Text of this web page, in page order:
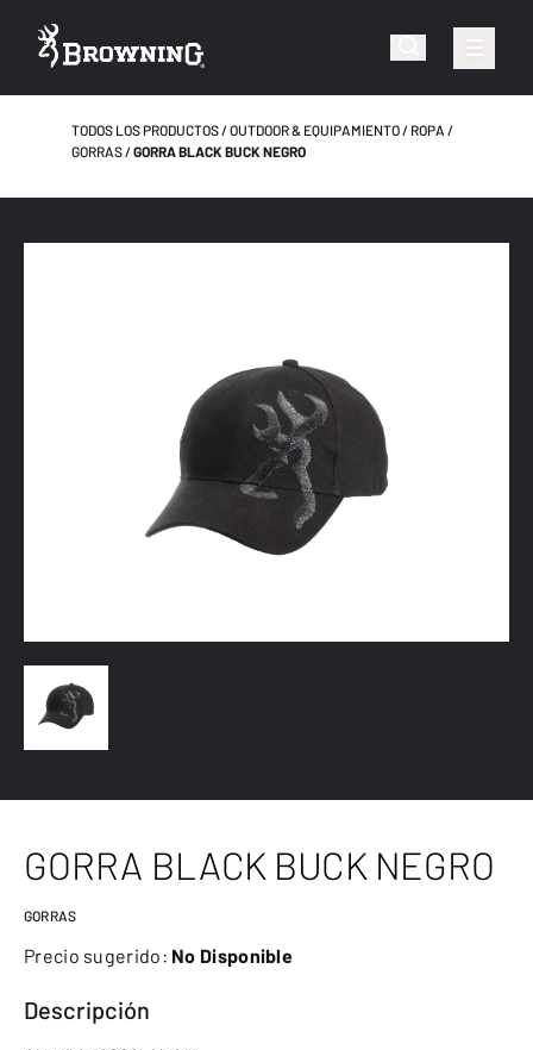
TODOS LOS PRODUCTOS OUTDOOR & EQUIPAMIENTO
ROPA
GORRAS
GORRA BLACK BUCK NEGRO
GORRA BLACK BUCK NEGRO
GORRAS
Precio sugerido: No Disponible
Descripción